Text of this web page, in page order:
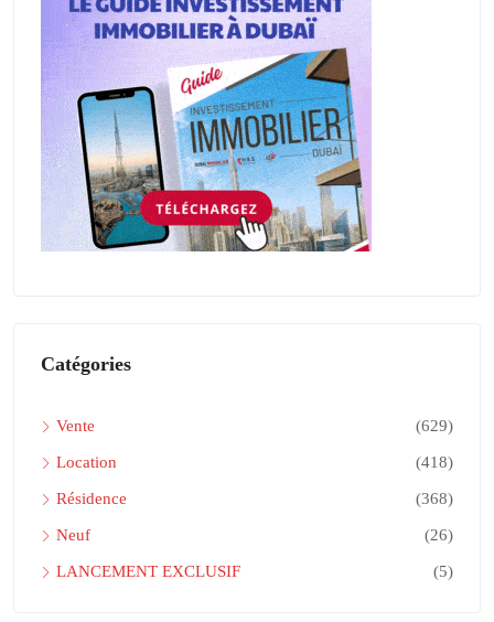
Catégories
Vente (629)
Location (418)
Résidence (368)
Neuf (26)
LANCEMENT EXCLUSIF (5)